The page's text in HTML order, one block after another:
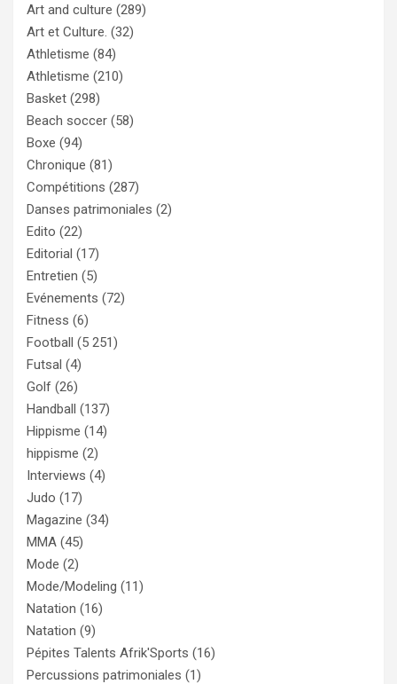
Art and culture (289)
Art et Culture. (32)
Athletisme (84)
Athletisme (210)
Basket (298)
Beach soccer (58)
Boxe (94)
Chronique (81)
Compétitions (287)
Danses patrimoniales (2)
Edito (22)
Editorial (17)
Entretien (5)
Evénements (72)
Fitness (6)
Football (5 251)
Futsal (4)
Golf (26)
Handball (137)
Hippisme (14)
hippisme (2)
Interviews (4)
Judo (17)
Magazine (34)
MMA (45)
Mode (2)
Mode/Modeling (11)
Natation (16)
Natation (9)
Pépites Talents Afrik'Sports (16)
Percussions patrimoniales (1)